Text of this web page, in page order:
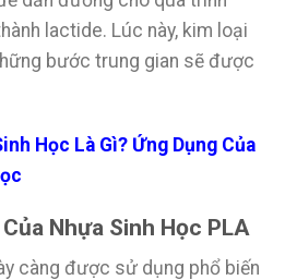
lactide. Lúc này, kim loại
bước trung gian sẽ được
Học Là Gì? Ứng Dụng Của
Nhựa Sinh Học PLA
càng được sử dụng phổ biến